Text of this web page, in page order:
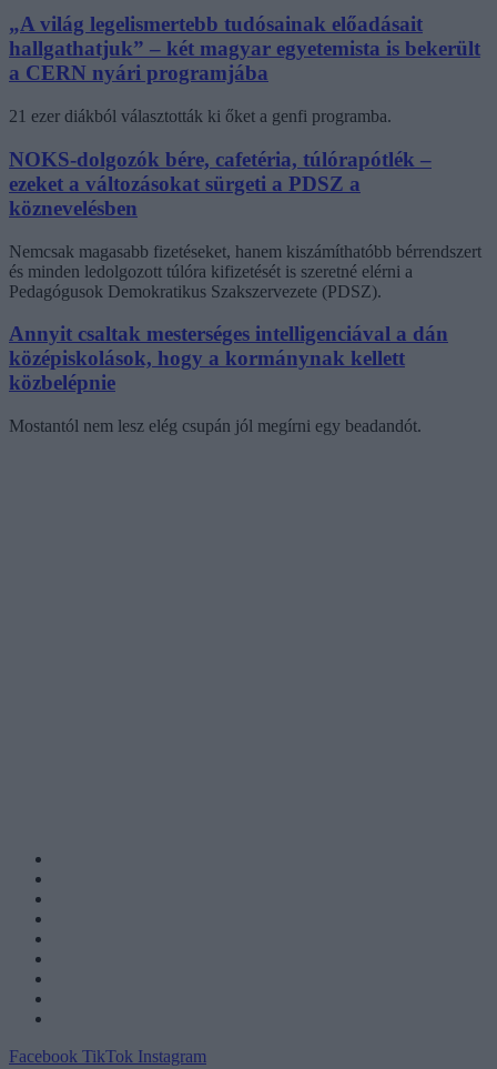
„A világ legelismertebb tudósainak előadásait
hallgathatjuk” – két magyar egyetemista is bekerült
a CERN nyári programjába
21 ezer diákból választották ki őket a genfi programba.
NOKS-dolgozók bére, cafetéria, túlórapótlék –
ezeket a változásokat sürgeti a PDSZ a
köznevelésben
Nemcsak magasabb fizetéseket, hanem kiszámíthatóbb bérrendszert
és minden ledolgozott túlóra kifizetését is szeretné elérni a
Pedagógusok Demokratikus Szakszervezete (PDSZ).
Annyit csaltak mesterséges intelligenciával a dán
középiskolások, hogy a kormánynak kellett
közbelépnie
Mostantól nem lesz elég csupán jól megírni egy beadandót.
Facebook TikTok Instagram